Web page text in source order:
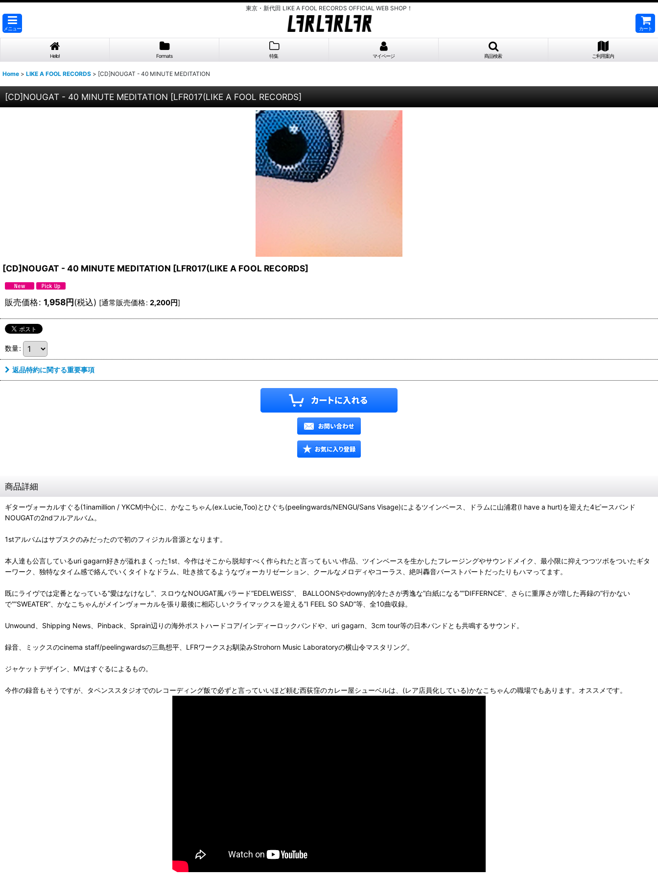
東京・新代田 LIKE A FOOL RECORDS OFFICIAL WEB SHOP！
メニュー カート
Hello! Formats 特集 マイページ 商品検索 ご利用案内
Home > LIKE A FOOL RECORDS > [CD]NOUGAT - 40 MINUTE MEDITATION
[CD]NOUGAT - 40 MINUTE MEDITATION [LFR017(LIKE A FOOL RECORDS]
[CD]NOUGAT - 40 MINUTE MEDITATION [LFR017(LIKE A FOOL RECORDS]
販売価格: 1,958円(税込) [通常販売価格: 2,200円]
数量:
返品特約に関する重要事項
商品詳細
ギターヴォーカルすぐる(1inamillion / YKCM)中心に、かなこちゃん(ex.Lucie,Too)とひぐち(peelingwards/NENGU/Sans Visage)によるツインベース、ドラムに山浦君(I have a hurt)を迎えた4ピースバンド
NOUGATの2ndフルアルバム。
1stアルバムはサブスクのみだったので初のフィジカル音源となります。
本人達も公言しているuri gagarn好きが溢れまくった1st、今作はそこから脱却すべく作られたと言ってもいい作品、ツインベースを生かしたフレージングやサウンドメイク、最小限に抑えつつツボをついたギタ
ーワーク、独特なタイム感で絡んでいくタイトなドラム、吐き捨てるようなヴォーカリゼーション、クールなメロディやコーラス、絶叫轟音バーストパートだったりもハマってます。
既にライヴでは定番となっている“愛はなけなし”、スロウなNOUGAT風バラード“EDELWEISS”、 BALLOONSやdowny的冷たさが秀逸な”白紙になる””DIFFERNCE”、さらに重厚さが増した再録の”行かない
で””SWEATER”、かなこちゃんがメインヴォーカルを張り最後に相応しいクライマックスを迎える”I FEEL SO SAD”等、全10曲収録。
Unwound、Shipping News、Pinback、Sprain辺りの海外ポストハードコア/インディーロックバンドや、uri gagarn、3cm tour等の日本バンドとも共鳴するサウンド。
録音、ミックスのcinema staff/peelingwardsの三島想平、LFRワークスお馴染みStrohorn Music Laboratoryの横山令マスタリング。
ジャケットデザイン、MVはすぐるによるもの。
今作の録音もそうですが、タペンススタジオでのレコーディング飯で必ずと言っていいほど頼む西荻窪のカレー屋シューベルは、(レア店員化している)かなこちゃんの職場でもあります。オススメです。